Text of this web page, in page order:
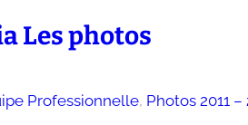
Les photos
Professionnelle, Photos 2011